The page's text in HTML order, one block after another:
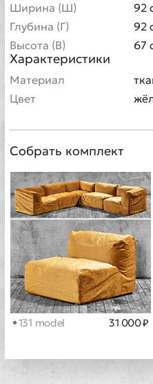
Ширина (Ш)
92
Глубина (Г)
92
Высота (В)
67
Характеристики
Материал
Цвет
Собрать комплект
131 model 31 000 ₽